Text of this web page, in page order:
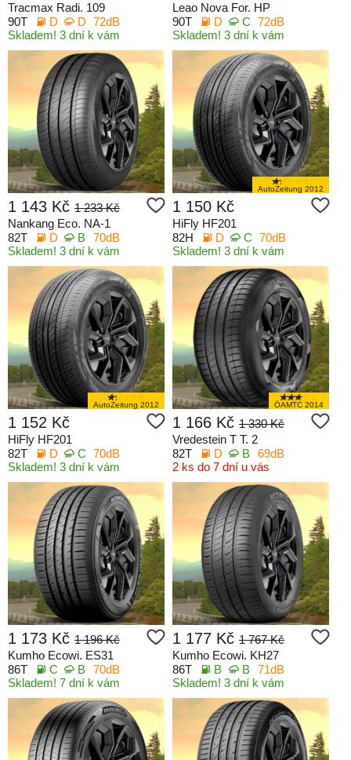
Tracmax Radi. 109
90T
D D 72dB
Skladem! 3 dní k vám
Leao Nova For. HP
90T
D C 72dB
Skladem! 3 dní k vám
1 143 Kč 1 233 Kč
Nankang Eco. NA-1
82T
D B 70dB
Skladem! 3 dní k vám
AutoZeitung 2012
1 150 Kč
HiFly HF201
82H
D C 70dB
Skladem! 3 dní k vám
AutoZeitung 2012
1 152 Kč
HiFly HF201
82T
D C 70dB
Skladem! 3 dní k vám
ÖAMTC 2014
1 166 Kč 1 330 Kč
Vredestein T T. 2
82T
D B 69dB
2 ks do 7 dní u vás
1 173 Kč 1 196 Kč
Kumho Ecowi. ES31
86T
C B 70dB
Skladem! 7 dní k vám
1 177 Kč 1 767 Kč
Kumho Ecowi. KH27
86T
B B 71dB
Skladem! 3 dní k vám